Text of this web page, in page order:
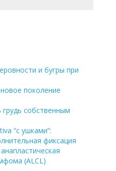
и бугры при
поколение
собственным
“с ушками”:
фиксация
(ALCL)